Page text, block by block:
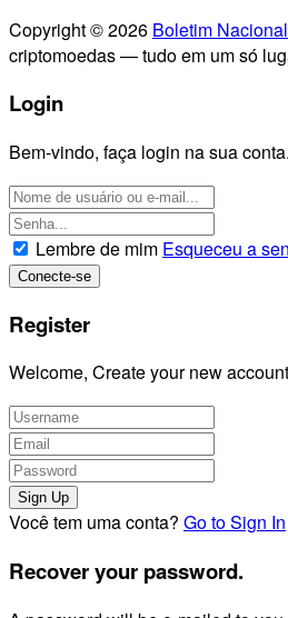
Copyright © 2026 Boletim Nacional
criptomoedas — tudo em um só
Login
Bem-vindo, faça login na sua conta.
Lembre de mim Esqueceu a
Register
Welcome, Create your new account
Você tem uma conta? Go to Sign In
Recover your password.